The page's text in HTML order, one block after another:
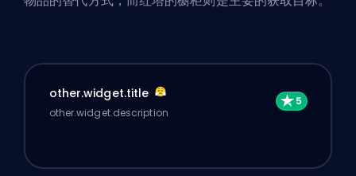
other.widget.title
other.widget.description